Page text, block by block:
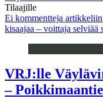
Tilaajille
Ei kommentteja artikkeliin
kisaajaa – voittaja selviää
VRJ:lle
–